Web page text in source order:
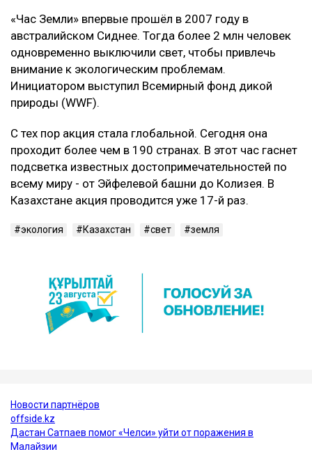
«Час Земли» впервые прошёл в 2007 году в
австралийском Сиднее. Тогда более 2 млн человек
одновременно выключили свет, чтобы привлечь
внимание к экологическим проблемам.
Инициатором выступил Всемирный фонд дикой
природы (WWF).
С тех пор акция стала глобальной. Сегодня она
проходит более чем в 190 странах. В этот час гаснет
подсветка известных достопримечательностей по
всему миру - от Эйфелевой башни до Колизея. В
Казахстане акция проводится уже 17-й раз.
экология Казахстан свет земля